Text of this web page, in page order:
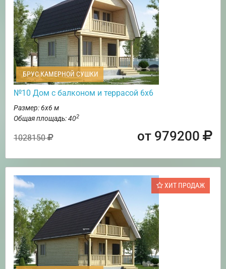
БРУС КАМЕРНОЙ СУШКИ
№10 Дом с балконом и террасой 6х6
Размер: 6х6 м
Общая площадь: 402
1028150 от 979200
ХИТ ПРОДАЖ